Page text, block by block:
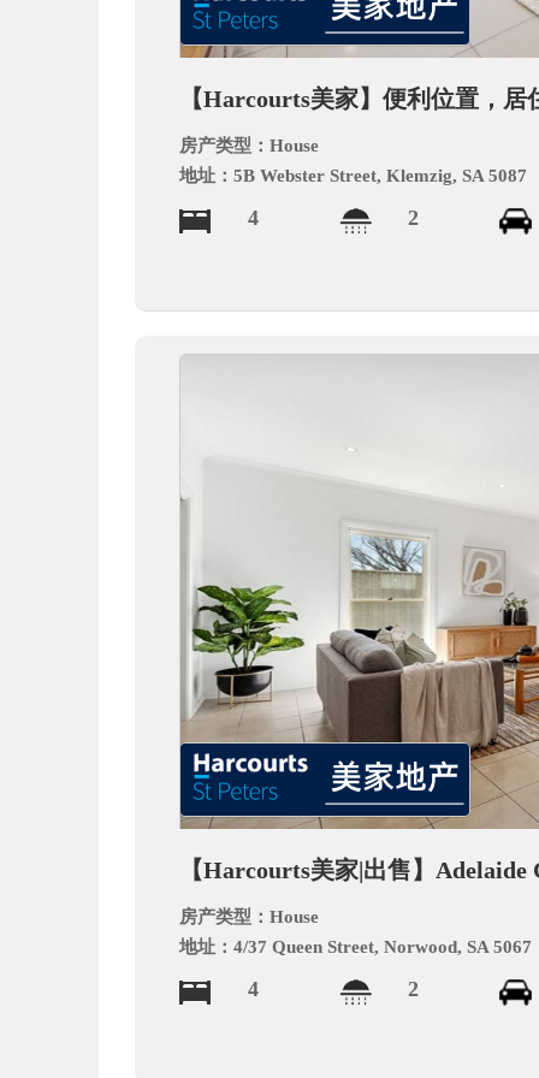
【Harcourts美家】便利位置，
房产类型：House
地址：5B Webster Street, Klemzig, SA 5087
4 2
【Harcourts美家|出售】
房产类型：House
地址：4/37 Queen Street, Norwood, SA 5067
4 2